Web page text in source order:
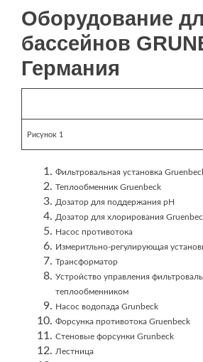
Оборудование
бассейнов
Германия
Рисунок 1
Фильтровальная установка
Теплообменник Gruenbeck
Дозатор для поддержания pH
Дозатор для хлорирования
Насос противотока
Измеритльно-регулирующая
Трансформатор
Устройство управления
теплообменником
Насос водопада Grunbeck
Форсунка противотока Gruenbeck
Стеновые форсунки Grunbeck
Лестница